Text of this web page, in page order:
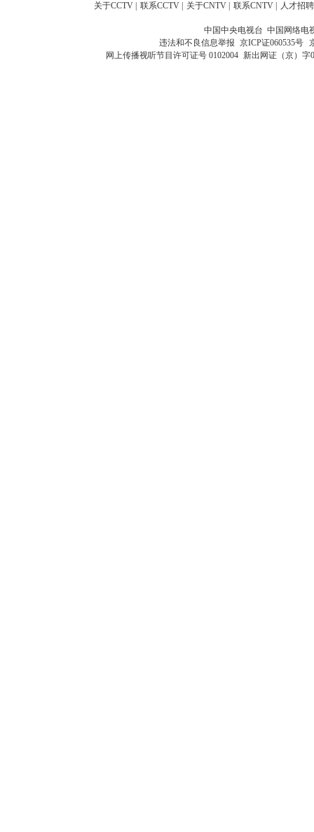
关于CCTV 联系CCTV 关于CNTV 联系CNTV 人才招聘
中国中央电视台 中国网络电
违法和不良信息举报 京ICP证060535号
网上传播视听节目许可证号 0102004 新出网证（京）